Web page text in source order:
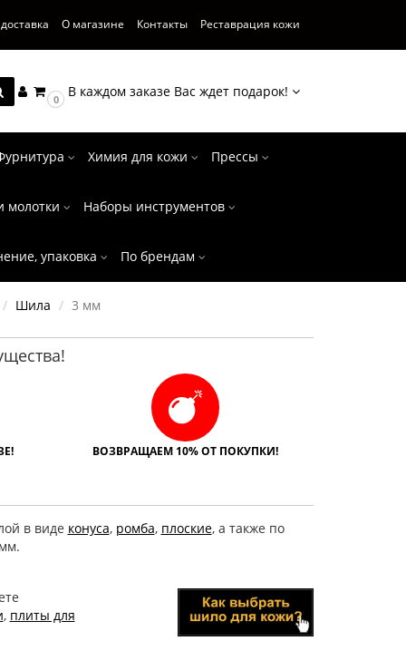
О магазине Контакты Реставрация кожи
0 В каждом заказе Вас ждет подарок!
Химия для кожи Прессы
молотки Наборы инструментов
упаковка По брендам
Шила 3 мм
ВОЗВРАЩАЕМ 10% ОТ ПОКУПКИ!
в виде конуса, ромба, плоские, а также по
, плиты для